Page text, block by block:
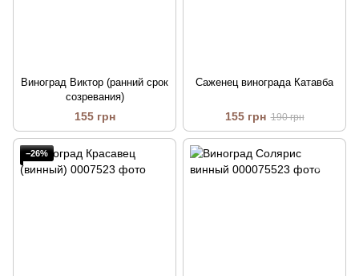
Виноград Виктор (ранний срок
созревания)
155 грн
Саженец винограда Катавба
155 грн 190 грн
−26%